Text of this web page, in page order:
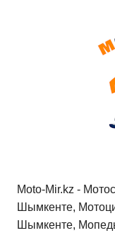
Moto-Mir.kz -
Шымкенте,
Шымкенте,